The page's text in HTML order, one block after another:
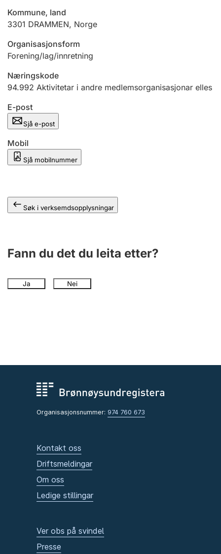
Ektepaktrettleiaren
Andre tema
Kommune, land
3301 DRAMMEN, Norge
Organisasjonsform
Forening/lag/innretning
Næringskode
94.992 Aktivitetar i andre medlemsorganisasjonar elles
E-post
Sjå e-post
Mobil
Sjå mobilnummer
Søk i verksemdsopplysningar
Fann du det du leita etter?
Ja Nei
Organisasjonsnummer: 974 760 673
Kontakt oss
Driftsmeldingar
Om oss
Ledige stillingar
Ver obs på svindel
Presse